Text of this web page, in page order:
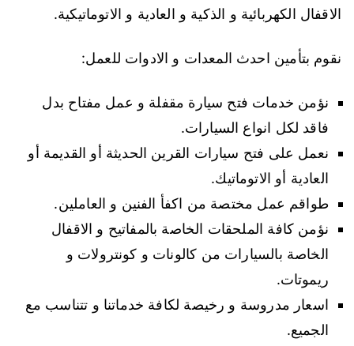
الاقفال الكهربائية و الذكية و العادية و الاتوماتيكية.
نقوم بتأمين احدث المعدات و الادوات للعمل:
نؤمن خدمات فتح سيارة مقفلة و عمل مفتاح بدل
فاقد لكل انواع السيارات.
نعمل على فتح سيارات القرين الحديثة أو القديمة أو
العادية أو الاتوماتيك.
طواقم عمل مختصة من اكفأ الفنين و العاملين.
نؤمن كافة الملحقات الخاصة بالمفاتيح و الاقفال
الخاصة بالسيارات من كالونات و كونترولات و
ريموتات.
اسعار مدروسة و رخيصة لكافة خدماتنا و تتناسب مع
الجميع.